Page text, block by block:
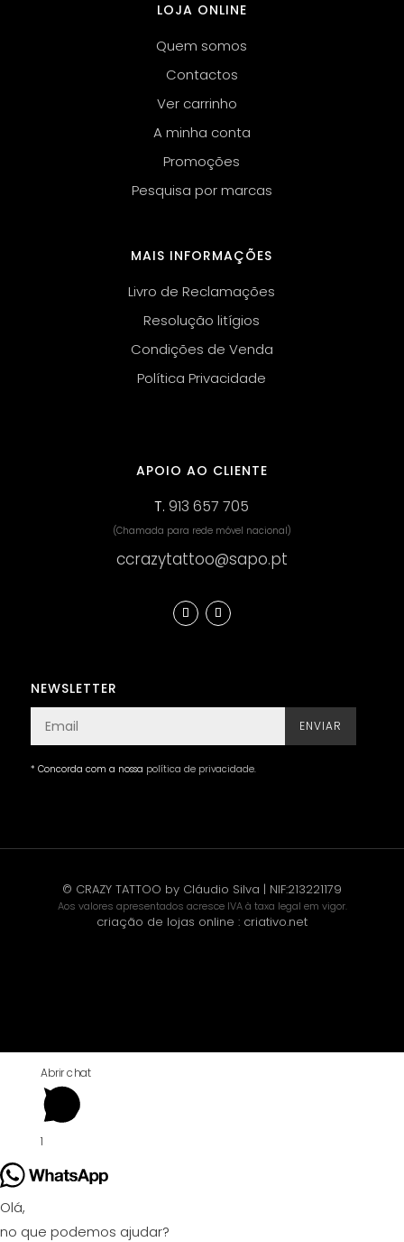
LOJA ONLINE
Quem somos
Contactos
Ver carrinho
A minha conta
Promoções
Pesquisa por marcas
MAIS INFORMAÇÕES
Livro de Reclamações
Resolução litígios
Condições de Venda
Política Privacidade
APOIO AO CLIENTE
T.913 657 705
(Chamada para rede móvel nacional)
ccrazytattoo@sapo.pt
NEWSLETTER
ENVIAR
* Concorda com a nossa política de privacidade.
© CRAZY TATTOO by Cláudio Silva | NIF:213221179
Aos valores apresentados acresce IVA à taxa legal em vigor.
criação de lojas online : criativo.net
Abrir chat
1
Olá,
no que podemos ajudar?